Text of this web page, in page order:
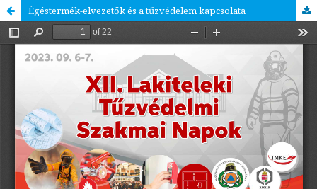
Égéstermék-elvezetők és a tűzvédelem kapcsolata